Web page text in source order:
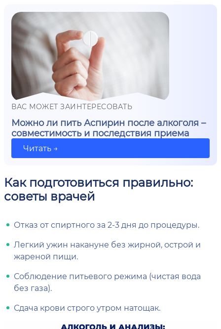
ВАС МОЖЕТ ЗАИНТЕРЕСОВАТЬ
Можно ли пить Аспирин после алкоголя –
совместимость и последствия приема
Читать →
Как подготовиться правильно:
советы врачей
Отказ от спиртного за 2-3 дня до процедуры.
Легкий ужин накануне без жирной, острой и
жареной пищи.
Соблюдение питьевого режима (чистая вода
без газа).
Сдача крови строго утром натощак.